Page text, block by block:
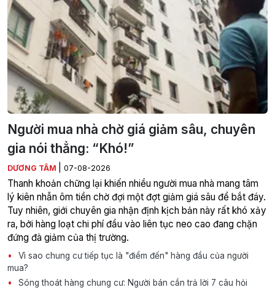
Người mua nhà chờ giá giảm sâu, chuyên
gia nói thẳng: “Khó!”
DƯƠNG TÂM 07-08-2026
Thanh khoản chững lại khiến nhiều người mua nhà mang tâm
lý kiên nhẫn ôm tiền chờ đợi một đợt giảm giá sâu để bắt đáy.
Tuy nhiên, giới chuyên gia nhận định kịch bản này rất khó xảy
ra, bởi hàng loạt chi phí đầu vào liên tục neo cao đang chặn
đứng đà giảm của thị trường.
Vì sao chung cư tiếp tục là "điểm đến" hàng đầu của người
mua?
Sóng thoát hàng chung cư: Người bán cần trả lời 7 câu hỏi